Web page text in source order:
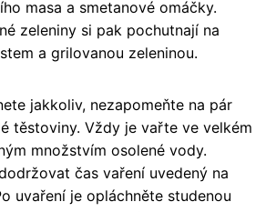
masa a smetanové omáčky.
zeleniny si pak pochutnají na
a grilovanou zeleninou.
jakkoliv, nezapomeňte na pár
těstoviny. Vždy je vařte ve velkém
množstvím osolené vody.
čas vaření uvedený na
uvaření je opláchněte studenou